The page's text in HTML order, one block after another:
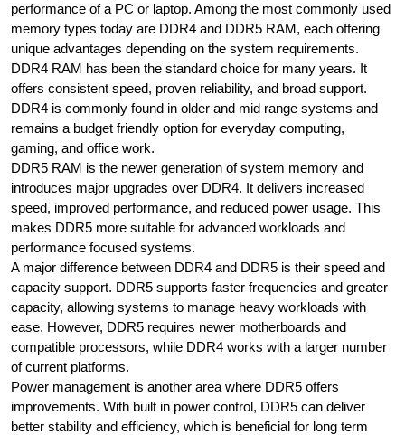
performance of a PC or laptop. Among the most commonly used
memory types today are DDR4 and DDR5 RAM, each offering
unique advantages depending on the system requirements.
DDR4 RAM has been the standard choice for many years. It
offers consistent speed, proven reliability, and broad support.
DDR4 is commonly found in older and mid range systems and
remains a budget friendly option for everyday computing,
gaming, and office work.
DDR5 RAM is the newer generation of system memory and
introduces major upgrades over DDR4. It delivers increased
speed, improved performance, and reduced power usage. This
makes DDR5 more suitable for advanced workloads and
performance focused systems.
A major difference between DDR4 and DDR5 is their speed and
capacity support. DDR5 supports faster frequencies and greater
capacity, allowing systems to manage heavy workloads with
ease. However, DDR5 requires newer motherboards and
compatible processors, while DDR4 works with a larger number
of current platforms.
Power management is another area where DDR5 offers
improvements. With built in power control, DDR5 can deliver
better stability and efficiency, which is beneficial for long term